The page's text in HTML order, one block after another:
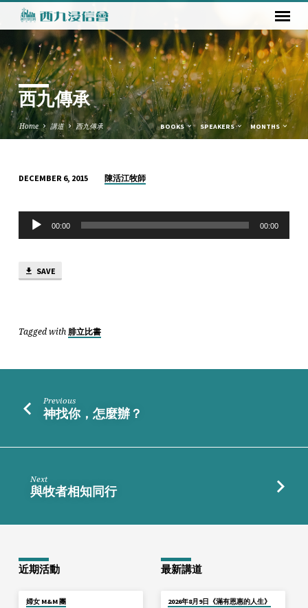
西九傳承
Home 講道 西九傳承 BOOKS SPEAKERS MONTHS
九
傳
承
DECEMBER 6, 2015 陳活江牧師
Audio
Player
00:00 00:00
SAVE
Tagged with 腓立比書
Previous
神找你，怎麼辦？
Next
與牧者相知同行
近期活動
婦女 M&M 團
最新講道
2026年8月9日《滿有恩惠的人生》